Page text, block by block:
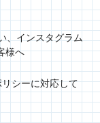
、インスタグラム
様へ
シーに対応して